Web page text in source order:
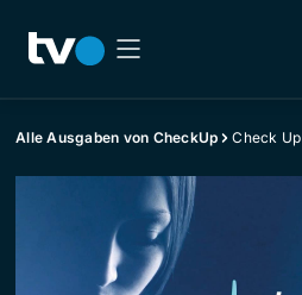
Alle Ausgaben von CheckUp Check Up